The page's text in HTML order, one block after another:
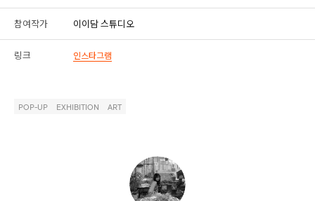
참여작가 이이담 스튜디오
링크 인스타그램
POP-UP EXHIBITION ART